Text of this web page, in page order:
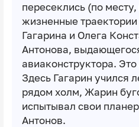
пересеклись (по
жизненные
Гагарина и Олега
Антонова,
авиаконструктора.
Здесь Гагарин учился
рядом холм, Жарин
испытывал свои
Антонов.